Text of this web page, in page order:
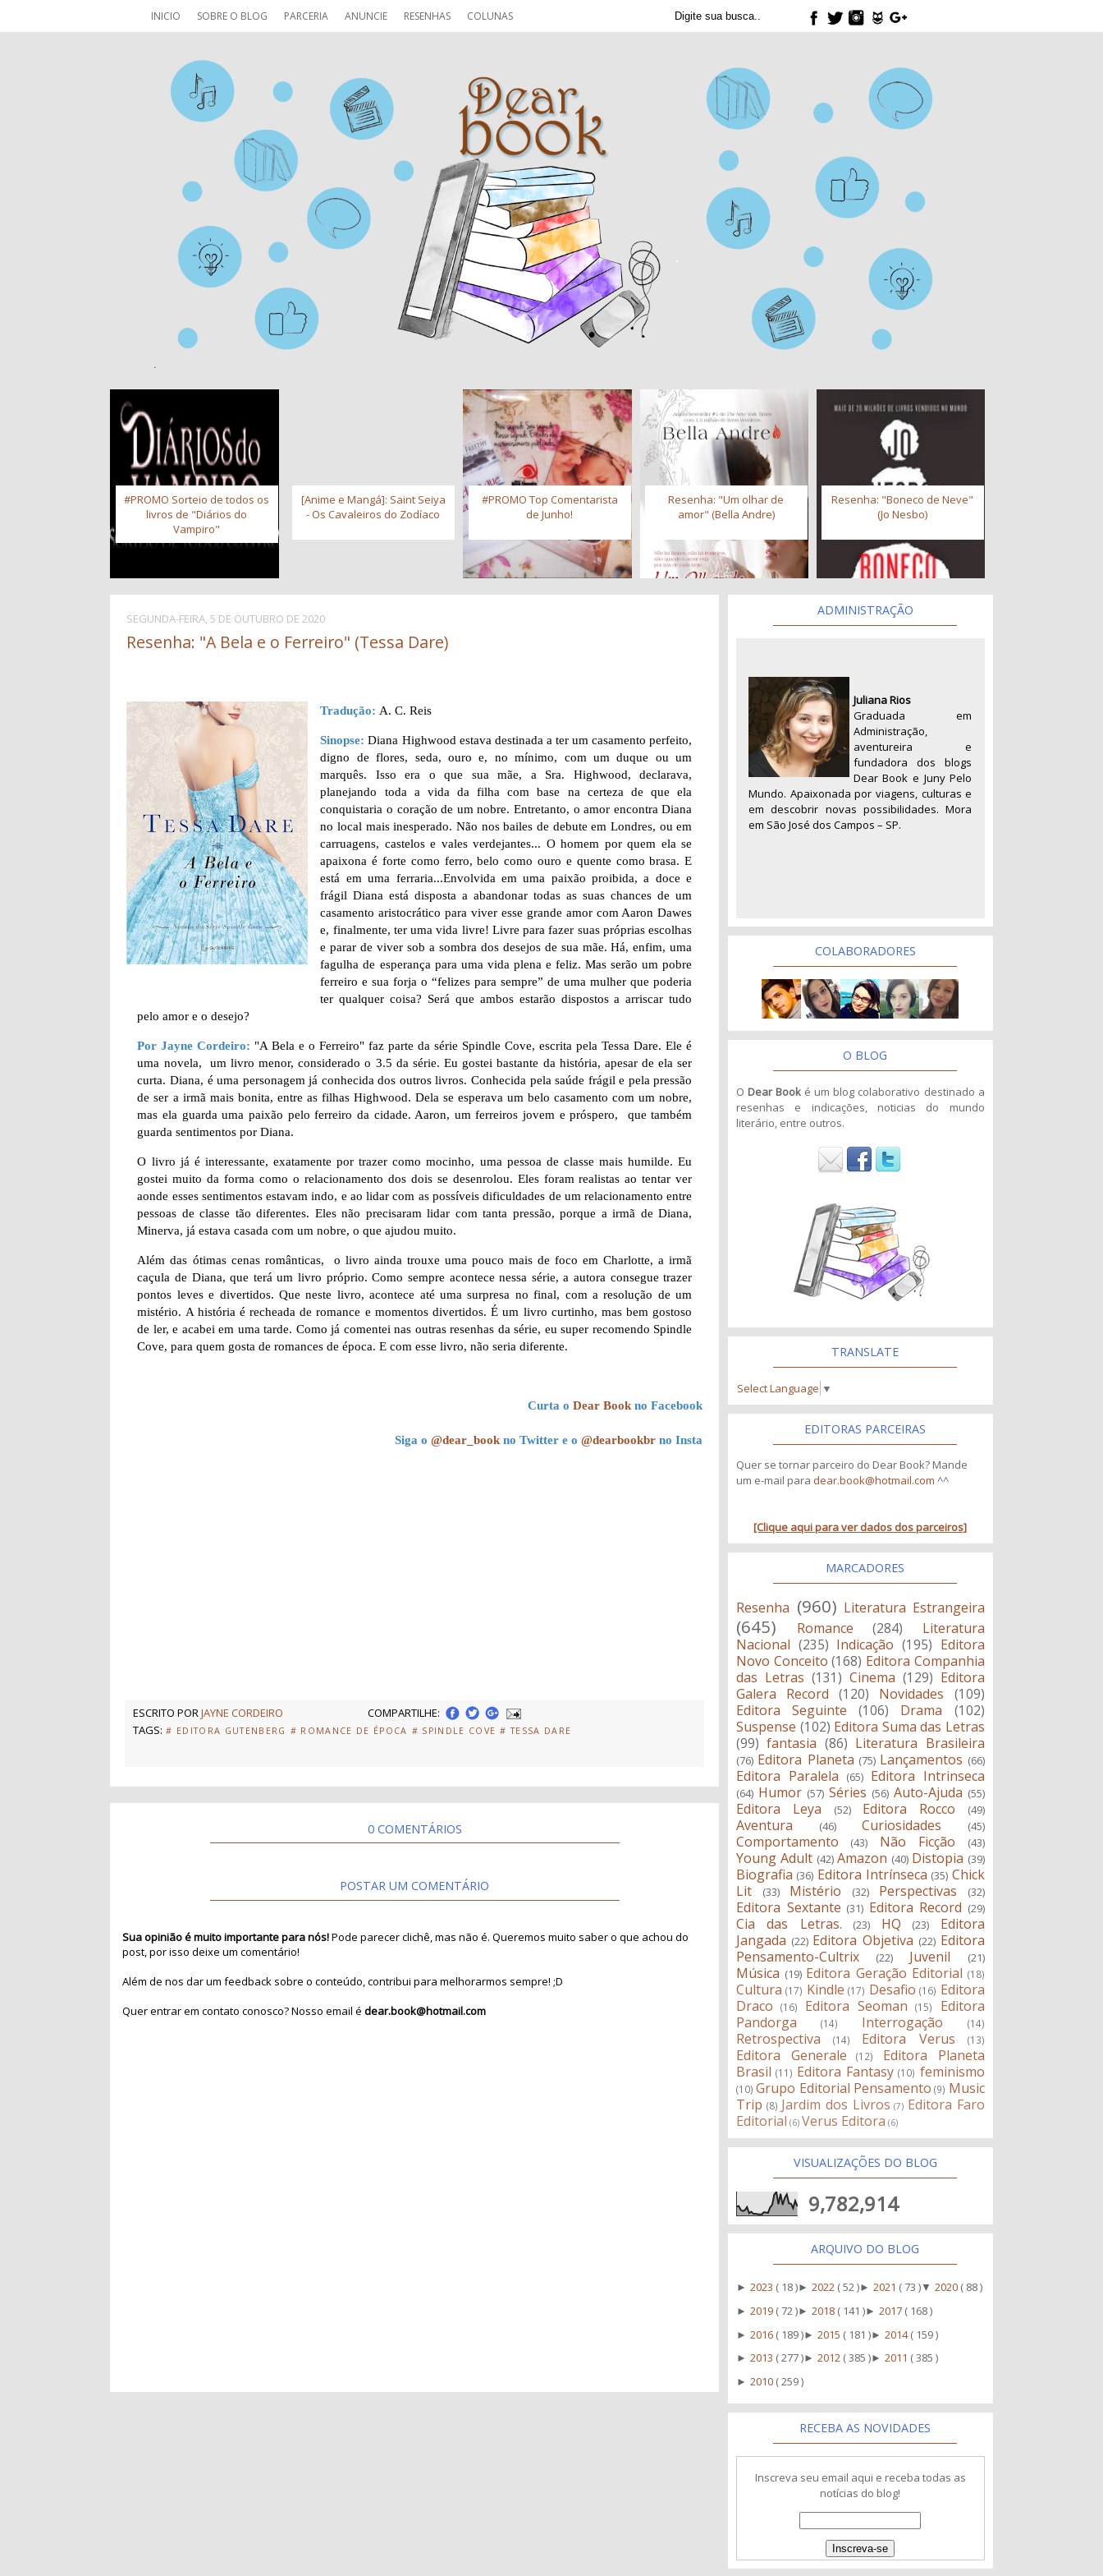
INICIO SOBRE O BLOG PARCERIA ANUNCIE RESENHAS COLUNAS
#PROMO Sorteio de todos os
livros de "Diários do
Vampiro"
[Anime e Mangá]: Saint Seiya
- Os Cavaleiros do Zodíaco
#PROMO Top Comentarista
de Junho!
Resenha: "Um olhar de
amor" (Bella Andre)
Resenha: "Boneco de Neve"
(Jo Nesbo)
SEGUNDA-FEIRA, 5 DE OUTUBRO DE 2020
Resenha: "A Bela e o Ferreiro" (Tessa Dare)
Tradução:A. C. Reis
Sinopse: Diana Highwood estava destinada a ter um casamento perfeito,
digno de flores, seda, ouro e, no mínimo, com um duque ou um
marquês. Isso era o que sua mãe, a Sra. Highwood, declarava,
planejando toda a vida da filha com base na certeza de que ela
conquistaria o coração de um nobre. Entretanto, o amor encontra Diana
no local mais inesperado. Não nos bailes de debute em Londres, ou em
carruagens, castelos e vales verdejantes... O homem por quem ela se
apaixona é forte como ferro, belo como ouro e quente como brasa. E
está em uma ferraria...Envolvida em uma paixão proibida, a doce e
frágil Diana está disposta a abandonar todas as suas chances de um
casamento aristocrático para viver esse grande amor com Aaron Dawes
e, finalmente, ter uma vida livre! Livre para fazer suas próprias escolhas
e parar de viver sob a sombra dos desejos de sua mãe. Há, enfim, uma
fagulha de esperança para uma vida plena e feliz. Mas serão um pobre
ferreiro e sua forja o “felizes para sempre” de uma mulher que poderia
ter qualquer coisa? Será que ambos estarão dispostos a arriscar tudo
pelo amor e o desejo?
Por Jayne Cordeiro: "A Bela e o Ferreiro" faz parte da série Spindle Cove, escrita pela Tessa Dare. Ele é
uma novela, um livro menor, considerado o 3.5 da série. Eu gostei bastante da história, apesar de ela ser
curta. Diana, é uma personagem já conhecida dos outros livros. Conhecida pela saúde frágil e pela pressão
de ser a irmã mais bonita, entre as filhas Highwood. Dela se esperava um belo casamento com um nobre,
mas ela guarda uma paixão pelo ferreiro da cidade. Aaron, um ferreiros jovem e próspero, que também
guarda sentimentos por Diana.
O livro já é interessante, exatamente por trazer como mocinho, uma pessoa de classe mais humilde. Eu
gostei muito da forma como o relacionamento dos dois se desenrolou. Eles foram realistas ao tentar ver
aonde esses sentimentos estavam indo, e ao lidar com as possíveis dificuldades de um relacionamento entre
pessoas de classe tão diferentes. Eles não precisaram lidar com tanta pressão, porque a irmã de Diana,
Minerva, já estava casada com um nobre, o que ajudou muito.
Além das ótimas cenas românticas, o livro ainda trouxe uma pouco mais de foco em Charlotte, a irmã
caçula de Diana, que terá um livro próprio. Como sempre acontece nessa série, a autora consegue trazer
pontos leves e divertidos. Que neste livro, acontece até uma surpresa no final, com a resolução de um
mistério. A história é recheada de romance e momentos divertidos. É um livro curtinho, mas bem gostoso
de ler, e acabei em uma tarde. Como já comentei nas outras resenhas da série, eu super recomendo Spindle
Cove, para quem gosta de romances de época. E com esse livro, não seria diferente.
Curta oDear Book no Facebook
Siga o@dear_book no Twitter e o@dearbookbr no Insta
ESCRITO PORJAYNE CORDEIRO
COMPARTILHE:
TAGS: # EDITORA GUTENBERG # ROMANCE DE ÉPOCA # SPINDLE COVE # TESSA DARE
0 COMENTÁRIOS
POSTAR UM COMENTÁRIO
Sua opinião é muito importante para nós!Pode parecer clichê, mas não é. Queremos muito saber o que achou do
post, por isso deixe um comentário!
Além de nos dar um feedback sobre o conteúdo, contribui para melhorarmos sempre! ;D
Quer entrar em contato conosco? Nosso email édear.book@hotmail.com
ADMINISTRAÇÃO
Juliana Rios
Graduada em
Administração,
aventureira e
fundadora dos blogs
Dear Book e Juny Pelo
Mundo. Apaixonada por viagens, culturas e
em descobrir novas possibilidades. Mora
em São José dos Campos – SP.
COLABORADORES
O BLOG
O Dear Book é um blog colaborativo destinado a
resenhas e indicações, noticias do mundo
literário, entre outros.
TRANSLATE
Select Language ▼
EDITORAS PARCEIRAS
Quer se tornar parceiro do Dear Book? Mande
um e-mail para dear.book@hotmail.com ^^
[Clique aqui para ver dados dos parceiros]
MARCADORES
Resenha (960) Literatura Estrangeira
(645) Romance (284)
Literatura
Nacional (235) Indicação (195) Editora
Novo Conceito (168) Editora Companhia
das Letras (131) Cinema (129) Editora
Galera Record
(120) Novidades
(109)
Editora Seguinte
(106) Drama
(102)
Suspense (102) Editora Suma das Letras
(99) fantasia (86) Literatura Brasileira
(76) Editora Planeta (75) Lançamentos (66)
Editora Paralela (65) Editora Intrinseca
(64) Humor (57) Séries (56) Auto-Ajuda (55)
Editora Leya (52) Editora Rocco (49)
Aventura (46) Curiosidades (45)
Comportamento (43) Não Ficção (43)
Young Adult (42) Amazon (40) Distopia (39)
Biografia (36) Editora Intrínseca (35) Chick
Lit
(33) Mistério (32) Perspectivas (32)
Editora Sextante (31) Editora Record (29)
Cia das Letras. (23) HQ (23)
Editora
Jangada (22) Editora Objetiva (22) Editora
Pensamento-Cultrix
(22) Juvenil (21)
Música (19) Editora Geração Editorial (18)
Cultura (17) Kindle (17) Desafio (16) Editora
Draco
(16) Editora Seoman (15)
Editora
Pandorga
(14) Interrogação (14)
Retrospectiva (14) Editora Verus (13)
Editora Generale (12)
Editora Planeta
Brasil (11) Editora Fantasy (10) feminismo
(10) Grupo Editorial Pensamento (9) Music
Trip (8) Jardim dos Livros (7) Editora Faro
Editorial (6) Verus Editora (6)
VISUALIZAÇÕES DO BLOG
9,782,914
ARQUIVO DO BLOG
►2023 ( 18 )►2022 ( 52 )►2021 ( 73 ) ▼2020 ( 88 )
►2019 ( 72 )►2018 ( 141 )►2017 ( 168 )
►2016 ( 189 )►2015 ( 181 )►2014( 159 )
►2013 ( 277 )►2012 ( 385 )►2011 ( 385 )
►2010 ( 259 )
RECEBA AS NOVIDADES
Inscreva seu email aqui e receba todas as
notícias do blog!